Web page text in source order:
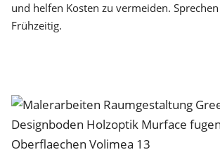
und helfen Kosten zu vermeiden.
Frühzeitig.